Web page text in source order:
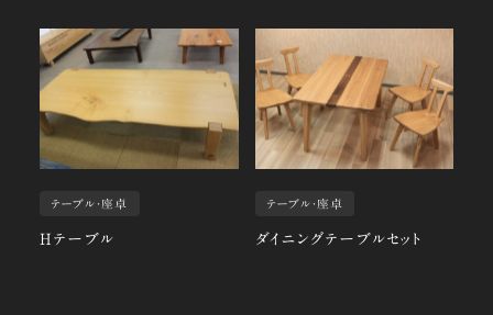
テーブル・座卓
Hテーブル
テーブル・座卓
ダイニングテーブルセット